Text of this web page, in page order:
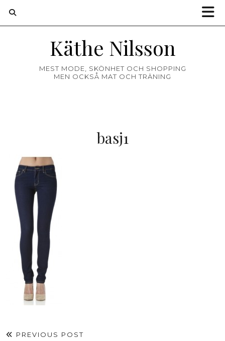
Käthe Nilsson
MEST MODE, SKÖNHET OCH SHOPPING
MEN OCKSÅ MAT OCH TRÄNING
basj1
PREVIOUS POST